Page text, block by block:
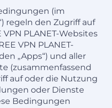
(im
regeln den Zugriff auf
PLANET-Websites
VPN PLANET-
„Apps“) und aller
(zusammenfassend
auf oder die Nutzung
oder Dienste
Bedingungen